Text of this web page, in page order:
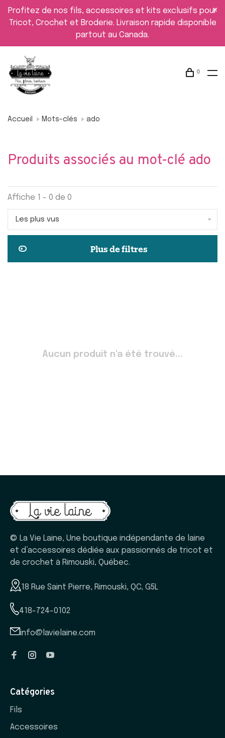
Profitez de nos fils, accessoires et kits exclusifs pour
Tricot, Crochet et Broderie. Livraison rapide disponible
partout au Canada.
0
Accueil Mots-clés ado
Produits associés au mot-clé ado
Affiche 1 - 0 de 0
Les plus vus
Plus de filtres
Aucun produit n'a été trouvé...
© La Vie Laine, Une boutique indépendante de laine
et d’accessoires dédiée aux passionnés de tricot et
de crochet à Rimouski, Québec.
18 Rue Saint Pierre, Rimouski, QC, G5L
418-724-0102
info@lavielaine.com
Catégories
Fils
Accessoires